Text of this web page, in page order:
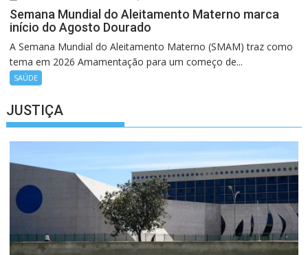
Semana Mundial do Aleitamento Materno marca
início do Agosto Dourado
A Semana Mundial do Aleitamento Materno (SMAM) traz como
tema em 2026 Amamentação para um começo de...
SAÚDE
JUSTIÇA